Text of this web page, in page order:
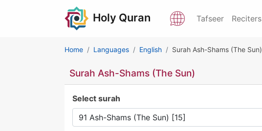
Holy Quran Tafseer Reciters
Home Languages English Surah Ash-Shams (The Sun)
Surah Ash-Shams (The Sun)
Select surah